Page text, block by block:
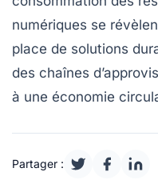
numériques se
place de solutions
des chaînes
à une économie
Partager :